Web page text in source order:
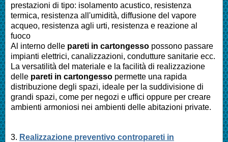
prestazioni di tipo: isolamento acustico, resistenza
termica, resistenza all'umidità, diffusione del vapore
acqueo, resistenza agli urti, resistenza e reazione al
fuoco
Al interno delle pareti in cartongesso possono passare
impianti elettrici, canalizzazioni, condutture sanitarie ecc.
La versatilità del materiale e la facilità di realizzazione
delle pareti in cartongesso permette una rapida
distribuzione degli spazi, ideale per la suddivisione di
grandi spazi, come per negozi e uffici oppure per creare
ambienti armoniosi nei ambienti delle abitazioni private.
3. Realizzazione preventivo contropareti in